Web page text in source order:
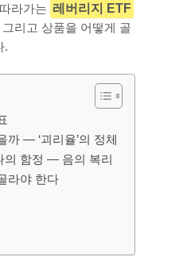
라가는 레버리지 ETF
리고 상품을 어떻게 골
.
까 — ‘괴리율’의 정체
의 함정 — 음의 복리
라야 한다